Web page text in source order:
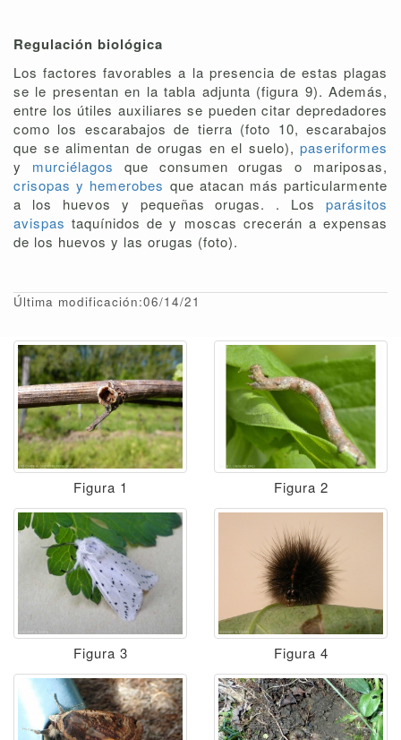
Regulación biológica
Los factores favorables a la presencia de estas plagas
se le presentan en la tabla adjunta (figura 9). Además,
entre los útiles auxiliares se pueden citar depredadores
como los escarabajos de tierra (foto 10, escarabajos
que se alimentan de orugas en el suelo), paseriformes
y murciélagos que consumen orugas o mariposas,
crisopas y hemerobes que atacan más particularmente
a los huevos y pequeñas orugas. . Los parásitos
avispastaquínidos de y moscas crecerán a expensas
de los huevos y las orugas (foto).
Última modificación:06/14/21
Figura 1 Figura 2
Figura 3 Figura 4